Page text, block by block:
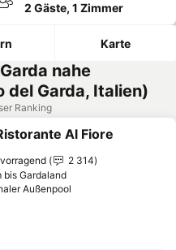
2 Gäste, 1 Zimmer
Karte
nahe
del Garda, Italien)
Ranking
Favoriten hinzufügen
Al Fiore
2 314
bis Gardaland
Außenpool